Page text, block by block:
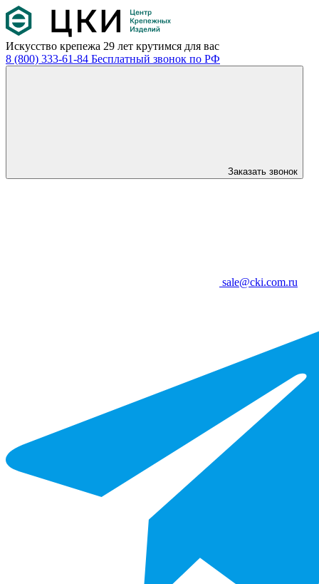
Искусство крепежа 29 лет крутимся для вас
8 (800) 333-61-84 Бесплатный звонок по РФ
Заказать звонок
sale@cki.com.ru